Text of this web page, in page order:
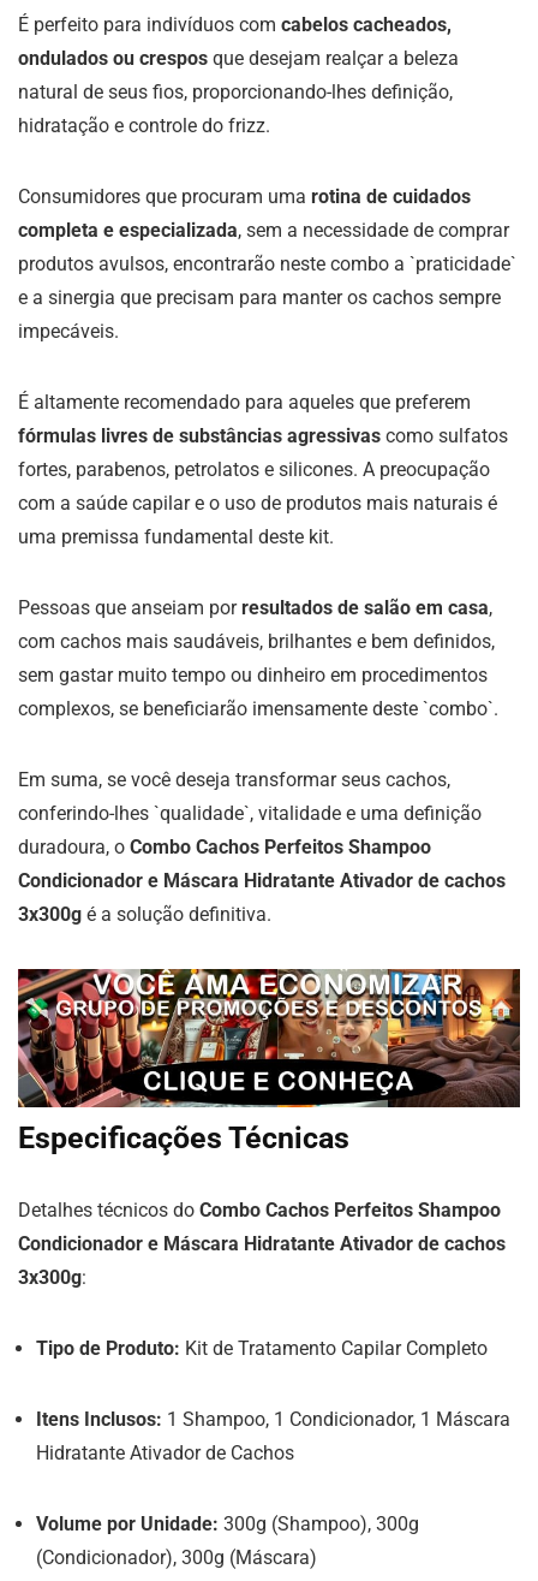
É perfeito para indivíduos com cabelos cacheados,
ondulados ou crespos que desejam realçar a beleza
natural de seus fios, proporcionando-lhes definição,
hidratação e controle do frizz.
Consumidores que procuram uma rotina de cuidados
completa e especializada, sem a necessidade de comprar
produtos avulsos, encontrarão neste combo a `praticidade`
e a sinergia que precisam para manter os cachos sempre
impecáveis.
É altamente recomendado para aqueles que preferem
fórmulas livres de substâncias agressivas como sulfatos
fortes, parabenos, petrolatos e silicones. A preocupação
com a saúde capilar e o uso de produtos mais naturais é
uma premissa fundamental deste kit.
Pessoas que anseiam porresultados de salão em casa,
com cachos mais saudáveis, brilhantes e bem definidos,
sem gastar muito tempo ou dinheiro em procedimentos
complexos, se beneficiarão imensamente deste `combo`.
Em suma, se você deseja transformar seus cachos,
conferindo-lhes `qualidade`, vitalidade e uma definição
duradoura, o Combo Cachos Perfeitos Shampoo
Condicionador e Máscara Hidratante Ativador de cachos
3x300g é a solução definitiva.
Especificações Técnicas
Detalhes técnicos do Combo Cachos Perfeitos Shampoo
Condicionador e Máscara Hidratante Ativador de cachos
3x300g:
Tipo de Produto: Kit de Tratamento Capilar Completo
Itens Inclusos: 1 Shampoo, 1 Condicionador, 1 Máscara
Hidratante Ativador de Cachos
Volume por Unidade: 300g (Shampoo), 300g
(Condicionador), 300g (Máscara)